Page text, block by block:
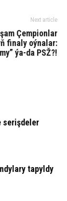
Next article
Çempionlar
finaly oýnalar:
ýa-da PSŽ?!
serişdeler
tapyldy